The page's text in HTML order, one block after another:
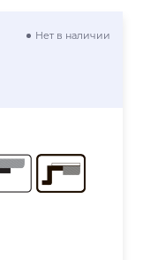
Нет в наличии